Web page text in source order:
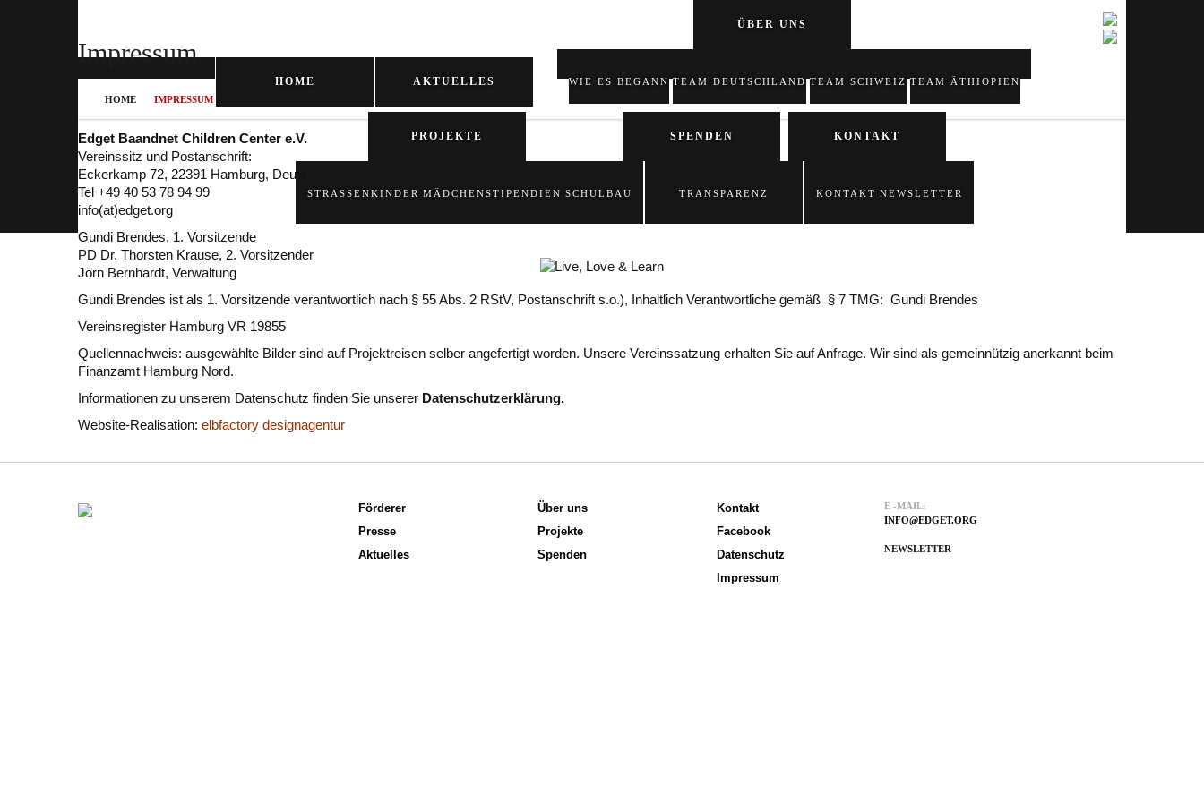
HOME AKTUELLES
ÜBER UNS
WIE ES BEGANN TEAM DEUTSCHLAND TEAM SCHWEIZ TEAM ÄTHIOPIEN
PROJEKTE
STRASSENKINDER MÄDCHENSTIPENDIEN SCHULBAU
SPENDEN
TRANSPARENZ
KONTAKT
KONTAKT NEWSLETTER
Impressum
HOME IMPRESSUM
Edget Baandnet Children Center e.V.
Vereinssitz und Postanschrift:
Eckerkamp 72, 22391 Hamburg, Deutschland
Tel +49 40 53 78 94 99
info(at)edget.org
Gundi Brendes, 1. Vorsitzende
PD Dr. Thorsten Krause, 2. Vorsitzender
Jörn Bernhardt, Verwaltung
Gundi Brendes ist als 1. Vorsitzende verantwortlich nach § 55 Abs. 2 RStV, Postanschrift s.o.), Inhaltlich Verantwortliche gemäß § 7 TMG: Gundi Brendes
Vereinsregister Hamburg VR 19855
Quellennachweis: ausgewählte Bilder sind auf Projektreisen selber angefertigt worden. Unsere Vereinssatzung erhalten Sie auf Anfrage. Wir sind als gemeinnützig anerkannt beim
Finanzamt Hamburg Nord.
Informationen zu unserem Datenschutz finden Sie unserer Datenschutzerklärung.
Website-Realisation: elbfactory designagentur
Förderer
Presse
Aktuelles
Über uns
Projekte
Spenden
Kontakt
Facebook
Datenschutz
Impressum
E -MAIL:
INFO@EDGET.ORG
NEWSLETTER